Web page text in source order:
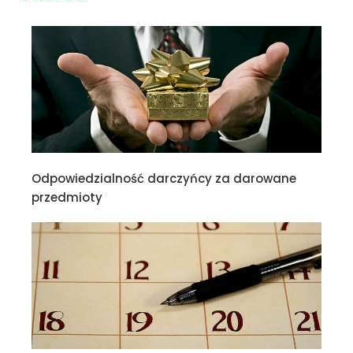
Odpowiedzialność darczyńcy za darowane
przedmioty